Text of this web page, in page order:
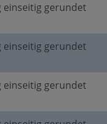
einseitig gerundet
einseitig gerundet
einseitig gerundet